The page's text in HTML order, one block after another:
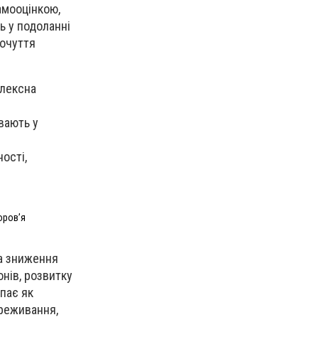
у подоланні
у
зниження
розвитку
як